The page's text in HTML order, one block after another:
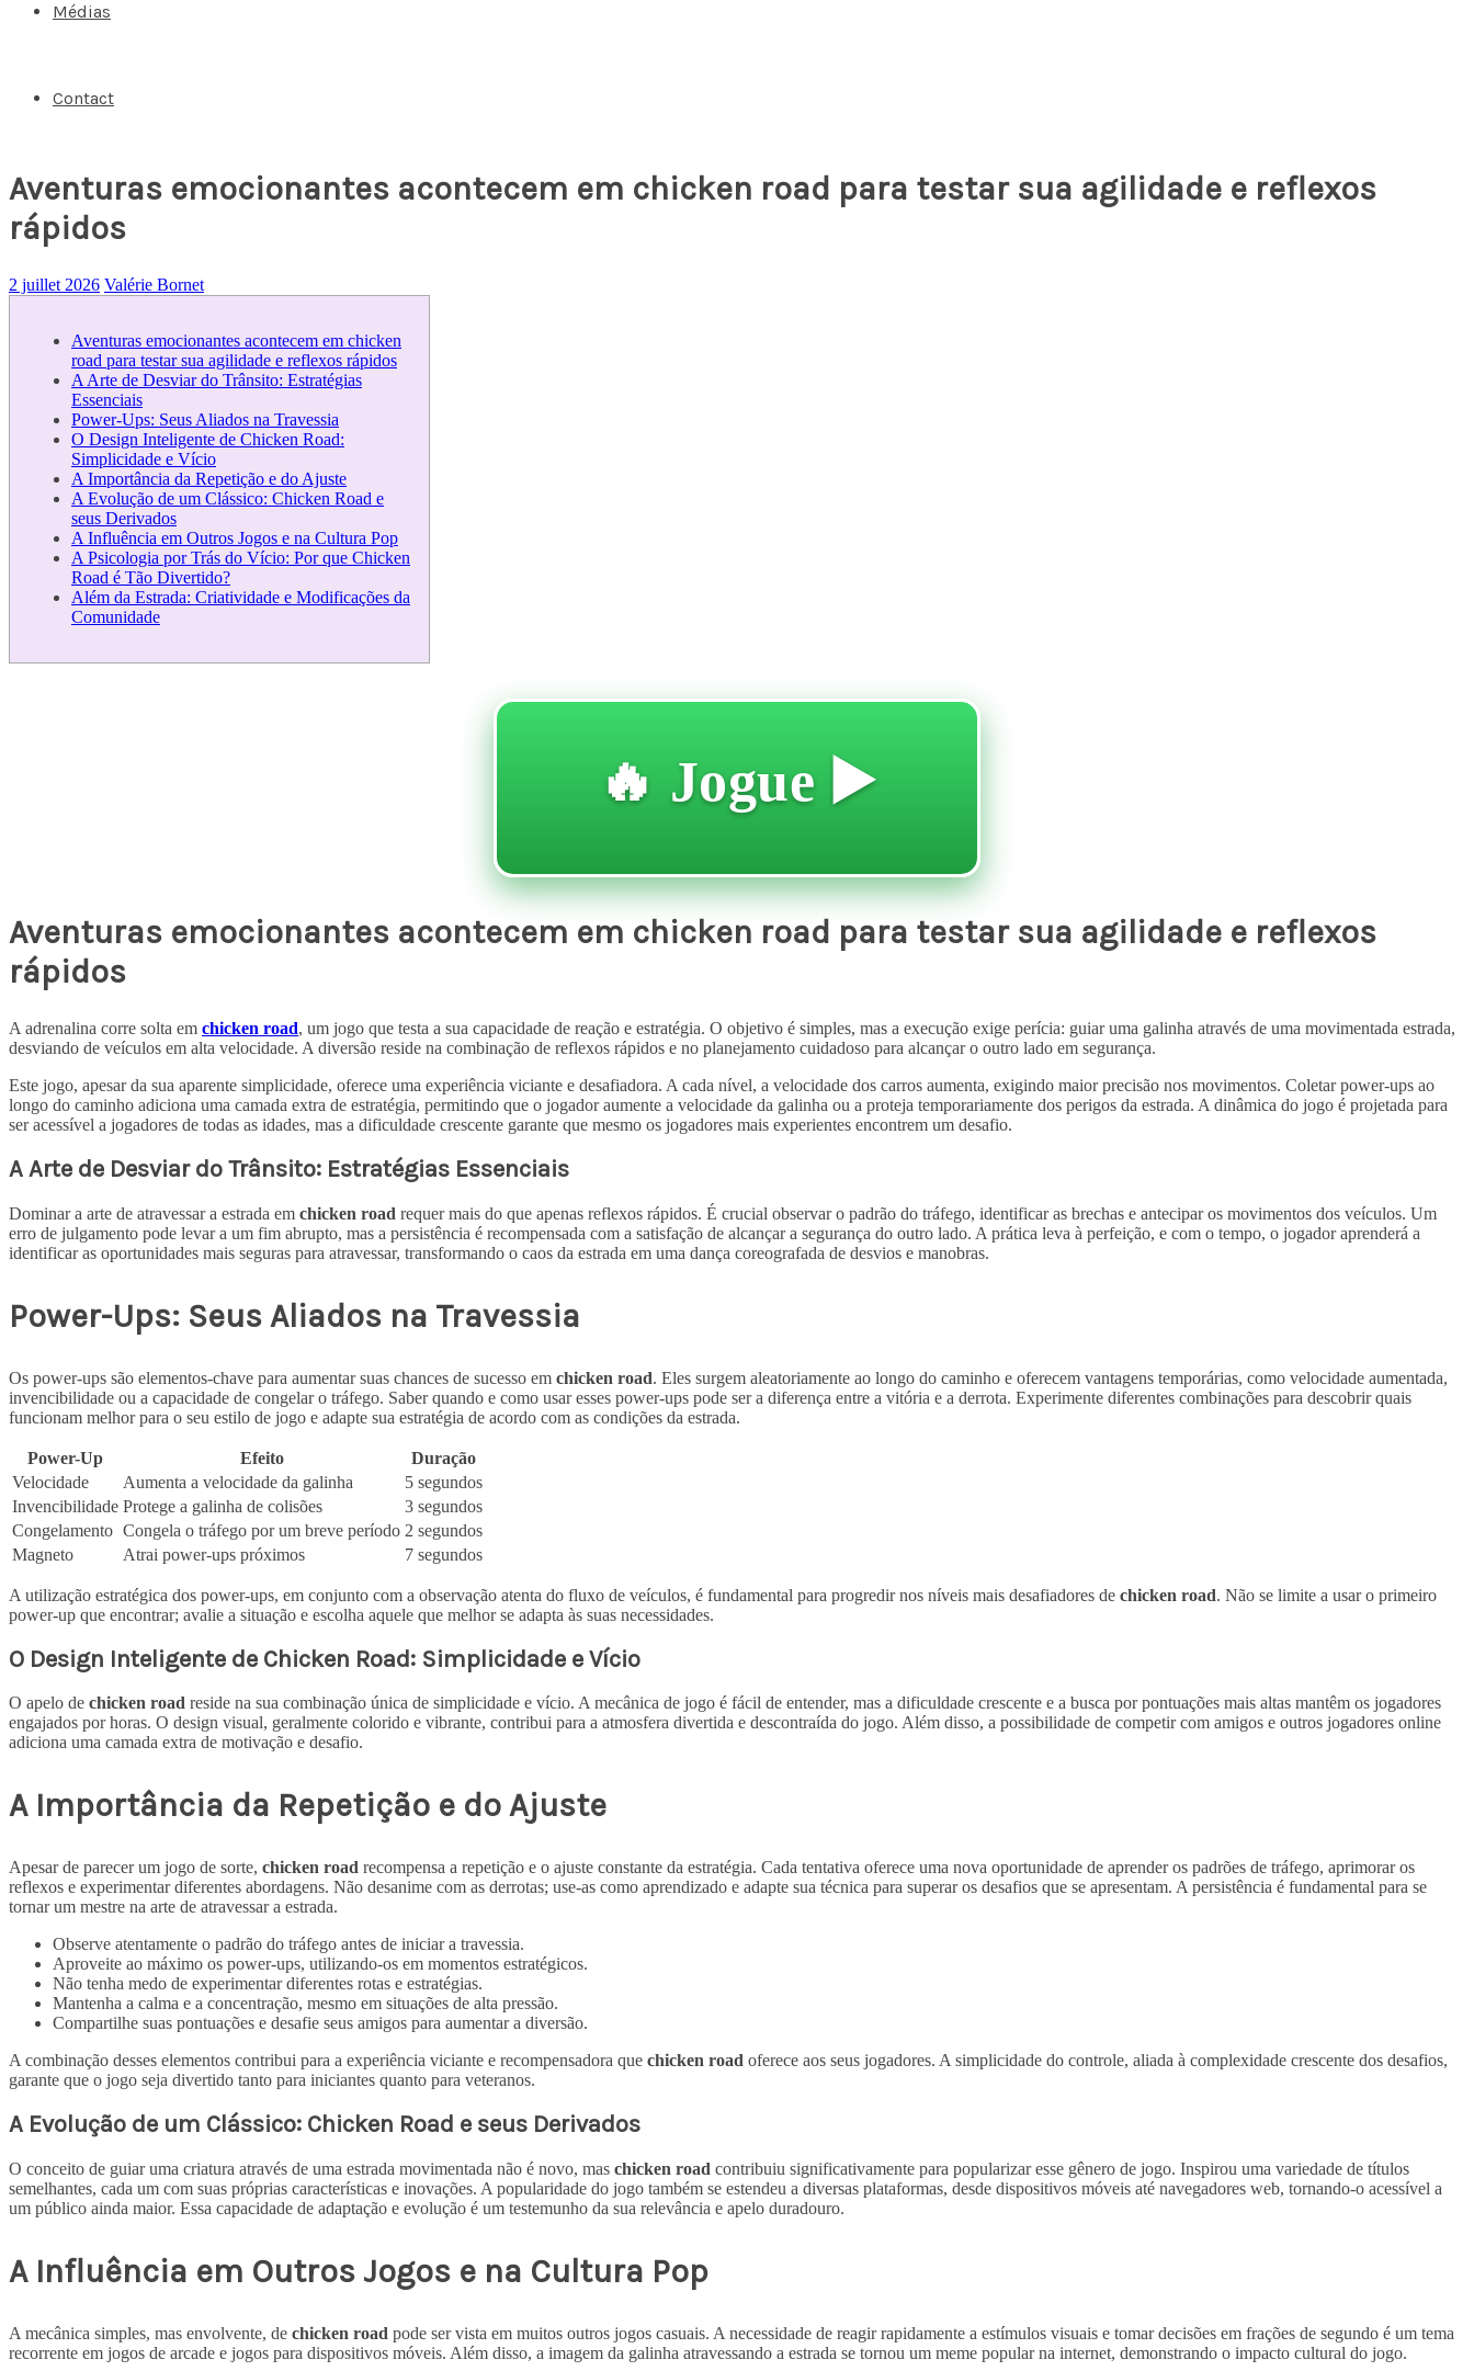
Médias
Contact
Aventuras emocionantes acontecem em chicken road para testar sua agilidade e reflexos
rápidos
2 juillet 2026 Valérie Bornet
Aventuras emocionantes acontecem em chicken
road para testar sua agilidade e reflexos rápidos
A Arte de Desviar do Trânsito: Estratégias
Essenciais
Power-Ups: Seus Aliados na Travessia
O Design Inteligente de Chicken Road:
Simplicidade e Vício
A Importância da Repetição e do Ajuste
A Evolução de um Clássico: Chicken Road e
seus Derivados
A Influência em Outros Jogos e na Cultura Pop
A Psicologia por Trás do Vício: Por que Chicken
Road é Tão Divertido?
Além da Estrada: Criatividade e Modificações da
Comunidade
🔥 Jogue ▶️
Aventuras emocionantes acontecem em chicken road para testar sua agilidade e reflexos
rápidos
A adrenalina corre solta em chicken road, um jogo que testa a sua capacidade de reação e estratégia. O objetivo é simples, mas a execução exige perícia: guiar uma galinha através de uma movimentada estrada,
desviando de veículos em alta velocidade. A diversão reside na combinação de reflexos rápidos e no planejamento cuidadoso para alcançar o outro lado em segurança.
Este jogo, apesar da sua aparente simplicidade, oferece uma experiência viciante e desafiadora. A cada nível, a velocidade dos carros aumenta, exigindo maior precisão nos movimentos. Coletar power-ups ao
longo do caminho adiciona uma camada extra de estratégia, permitindo que o jogador aumente a velocidade da galinha ou a proteja temporariamente dos perigos da estrada. A dinâmica do jogo é projetada para
ser acessível a jogadores de todas as idades, mas a dificuldade crescente garante que mesmo os jogadores mais experientes encontrem um desafio.
A Arte de Desviar do Trânsito: Estratégias Essenciais
Dominar a arte de atravessar a estrada em chicken road requer mais do que apenas reflexos rápidos. É crucial observar o padrão do tráfego, identificar as brechas e antecipar os movimentos dos veículos. Um
erro de julgamento pode levar a um fim abrupto, mas a persistência é recompensada com a satisfação de alcançar a segurança do outro lado. A prática leva à perfeição, e com o tempo, o jogador aprenderá a
identificar as oportunidades mais seguras para atravessar, transformando o caos da estrada em uma dança coreografada de desvios e manobras.
Power-Ups: Seus Aliados na Travessia
Os power-ups são elementos-chave para aumentar suas chances de sucesso em chicken road. Eles surgem aleatoriamente ao longo do caminho e oferecem vantagens temporárias, como velocidade aumentada,
invencibilidade ou a capacidade de congelar o tráfego. Saber quando e como usar esses power-ups pode ser a diferença entre a vitória e a derrota. Experimente diferentes combinações para descobrir quais
funcionam melhor para o seu estilo de jogo e adapte sua estratégia de acordo com as condições da estrada.
Power-Up Efeito
Duração
Velocidade
Aumenta a velocidade da galinha
5 segundos
Invencibilidade Protege a galinha de colisões
3 segundos
Congelamento Congela o tráfego por um breve período 2 segundos
Magneto
Atrai power-ups próximos 7 segundos
A utilização estratégica dos power-ups, em conjunto com a observação atenta do fluxo de veículos, é fundamental para progredir nos níveis mais desafiadores de chicken road. Não se limite a usar o primeiro
power-up que encontrar; avalie a situação e escolha aquele que melhor se adapta às suas necessidades.
O Design Inteligente de Chicken Road: Simplicidade e Vício
O apelo de chicken road reside na sua combinação única de simplicidade e vício. A mecânica de jogo é fácil de entender, mas a dificuldade crescente e a busca por pontuações mais altas mantêm os jogadores
engajados por horas. O design visual, geralmente colorido e vibrante, contribui para a atmosfera divertida e descontraída do jogo. Além disso, a possibilidade de competir com amigos e outros jogadores online
adiciona uma camada extra de motivação e desafio.
A Importância da Repetição e do Ajuste
Apesar de parecer um jogo de sorte, chicken road recompensa a repetição e o ajuste constante da estratégia. Cada tentativa oferece uma nova oportunidade de aprender os padrões de tráfego, aprimorar os
reflexos e experimentar diferentes abordagens. Não desanime com as derrotas; use-as como aprendizado e adapte sua técnica para superar os desafios que se apresentam. A persistência é fundamental para se
tornar um mestre na arte de atravessar a estrada.
Observe atentamente o padrão do tráfego antes de iniciar a travessia.
Aproveite ao máximo os power-ups, utilizando-os em momentos estratégicos.
Não tenha medo de experimentar diferentes rotas e estratégias.
Mantenha a calma e a concentração, mesmo em situações de alta pressão.
Compartilhe suas pontuações e desafie seus amigos para aumentar a diversão.
A combinação desses elementos contribui para a experiência viciante e recompensadora que chicken road oferece aos seus jogadores. A simplicidade do controle, aliada à complexidade crescente dos desafios,
garante que o jogo seja divertido tanto para iniciantes quanto para veteranos.
A Evolução de um Clássico: Chicken Road e seus Derivados
O conceito de guiar uma criatura através de uma estrada movimentada não é novo, mas chicken road contribuiu significativamente para popularizar esse gênero de jogo. Inspirou uma variedade de títulos
semelhantes, cada um com suas próprias características e inovações. A popularidade do jogo também se estendeu a diversas plataformas, desde dispositivos móveis até navegadores web, tornando-o acessível a
um público ainda maior. Essa capacidade de adaptação e evolução é um testemunho da sua relevância e apelo duradouro.
A Influência em Outros Jogos e na Cultura Pop
A mecânica simples, mas envolvente, de chicken road pode ser vista em muitos outros jogos casuais. A necessidade de reagir rapidamente a estímulos visuais e tomar decisões em frações de segundo é um tema
recorrente em jogos de arcade e jogos para dispositivos móveis. Além disso, a imagem da galinha atravessando a estrada se tornou um meme popular na internet, demonstrando o impacto cultural do jogo.